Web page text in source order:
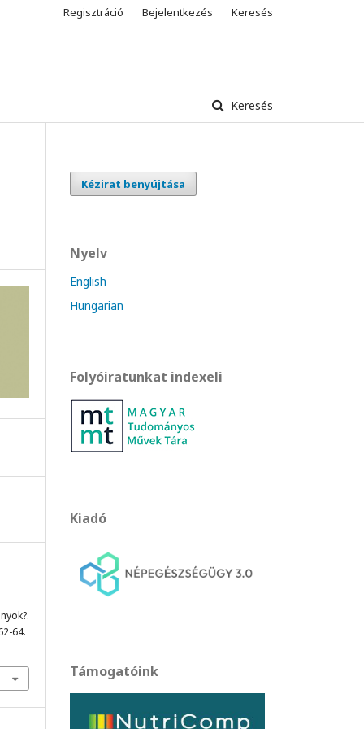
Keresés
Regisztráció Bejelentkezés Keresés
64.
Kézirat benyújtása
Nyelv
English
Hungarian
Folyóiratunkat indexeli
Kiadó
Támogatóink